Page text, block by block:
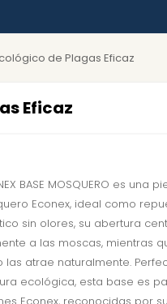
de Plagas Eficaz
Eficaz
BASE MOSQUERO es una
Econex, ideal como
sin olores, su abertura
a las moscas, mientras
las atrae naturalmente.
ecológica, esta base es